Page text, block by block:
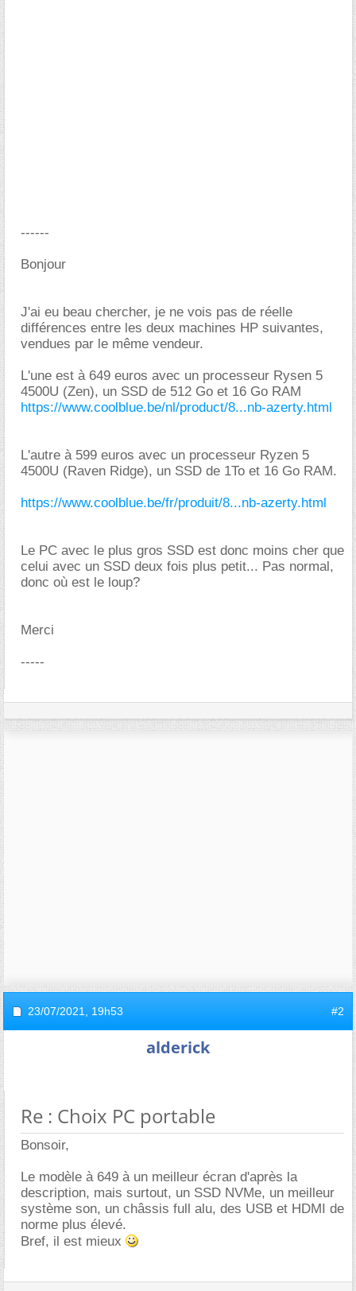
------
Bonjour
J'ai eu beau chercher, je ne vois pas de réelle
différences entre les deux machines HP suivantes,
vendues par le même vendeur.
L'une est à 649 euros avec un processeur Rysen 5
4500U (Zen), un SSD de 512 Go et 16 Go RAM
https://www.coolblue.be/nl/product/8...nb-azerty.html
L'autre à 599 euros avec un processeur Ryzen 5
4500U (Raven Ridge), un SSD de 1To et 16 Go RAM.
https://www.coolblue.be/fr/produit/8...nb-azerty.html
Le PC avec le plus gros SSD est donc moins cher que
celui avec un SSD deux fois plus petit... Pas normal,
donc où est le loup?
Merci
-----
23/07/2021, 19h53 #2
alderick
Re : Choix PC portable
Bonsoir,
Le modèle à 649 à un meilleur écran d'après la
description, mais surtout, un SSD NVMe, un meilleur
système son, un châssis full alu, des USB et HDMI de
norme plus élevé.
Bref, il est mieux